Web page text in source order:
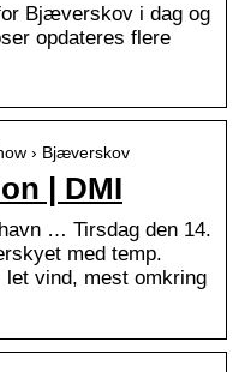
Bjæverskov i dag og
opdateres flere
› Bjæverskov
| DMI
… Tirsdag den 14.
med temp.
vind, mest omkring